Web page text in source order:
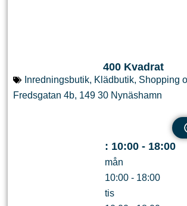
400 Kvadrat
Inredningsbutik, Klädbutik, Shopping
Fredsgatan 4b, 149 30 Nynäshamn
: 10:00 - 18:00
mån
10:00 - 18:00
tis